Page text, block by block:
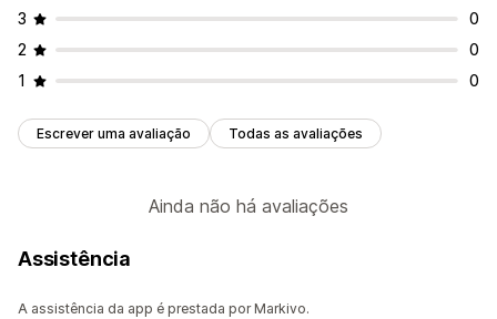
3
0
2
0
1
0
Escrever uma avaliação Todas as avaliações
Ainda não há avaliações
Assistência
A assistência da app é prestada por Markivo.